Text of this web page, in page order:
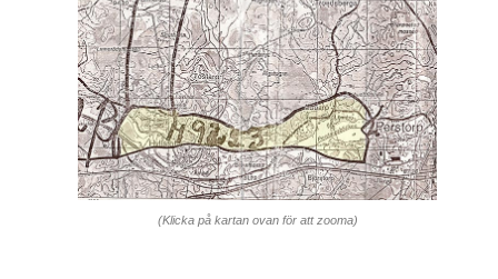
(Klicka på kartan ovan för att zooma)